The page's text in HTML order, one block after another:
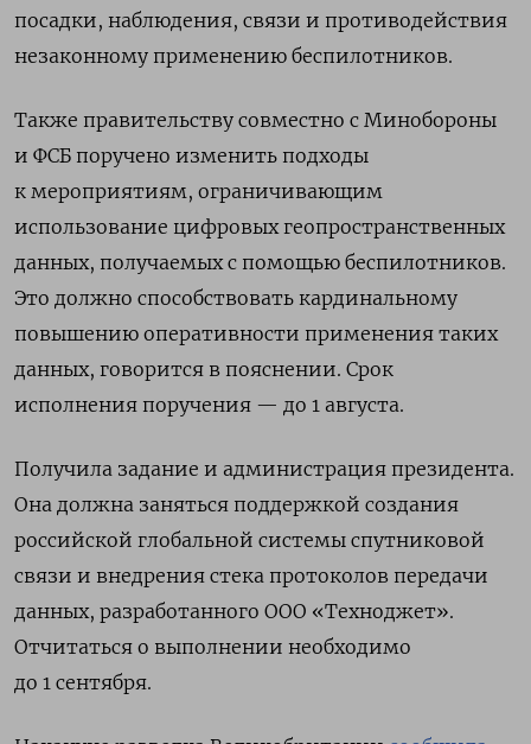
посадки, наблюдения, связи и противодействия
незаконному применению беспилотников.
Также правительству совместно с Минобороны
и ФСБ поручено изменить подходы
к мероприятиям, ограничивающим
использование цифровых геопространственных
данных, получаемых с помощью беспилотников.
Это должно способствовать кардинальному
повышению оперативности применения таких
данных, говорится в пояснении. Срок
исполнения поручения — до 1 августа.
Получила задание и администрация президента.
Она должна заняться поддержкой создания
российской глобальной системы спутниковой
связи и внедрения стека протоколов передачи
данных, разработанного ООО «Техноджет».
Отчитаться о выполнении необходимо
до 1 сентября.